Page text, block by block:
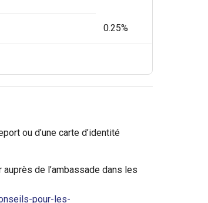
0.25%
ou d’une carte d’identité
de l’ambassade dans les
pour-les-